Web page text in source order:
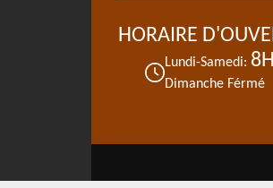
HORAIRE
Lundi-Samedi:
Dimanche Férmé